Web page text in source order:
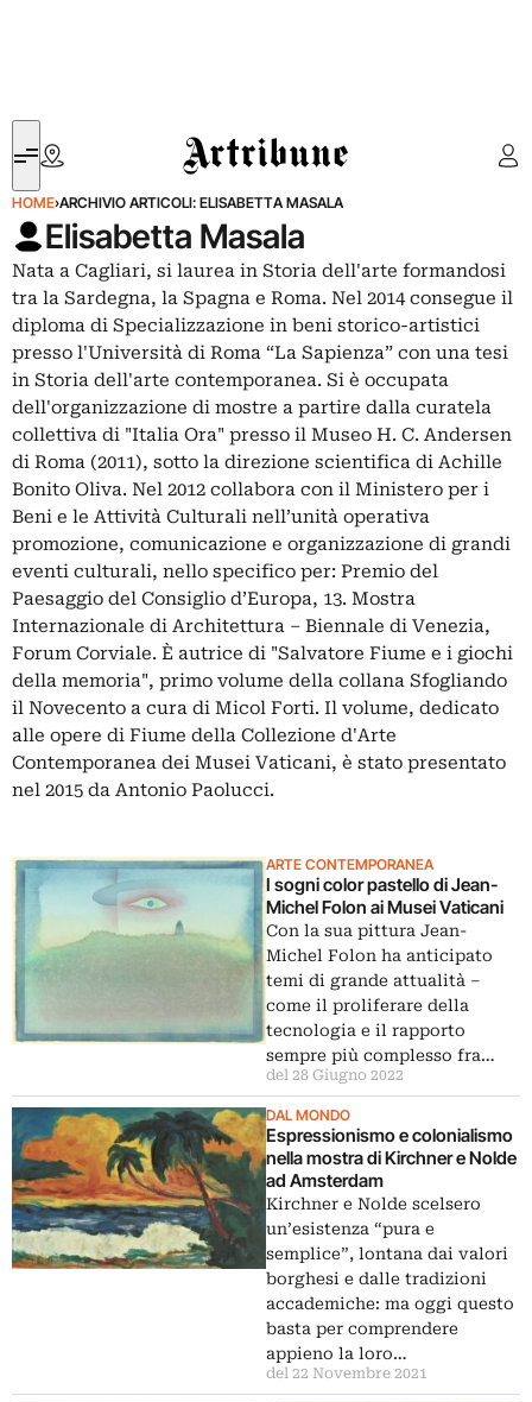
Artribune
HOME›ARCHIVIO ARTICOLI: ELISABETTA MASALA
Elisabetta Masala
Nata a Cagliari, si laurea in Storia dell'arte formandosi
tra la Sardegna, la Spagna e Roma. Nel 2014 consegue il
diploma di Specializzazione in beni storico-artistici
presso l'Università di Roma “La Sapienza” con una tesi
in Storia dell'arte contemporanea. Si è occupata
dell'organizzazione di mostre a partire dalla curatela
collettiva di "Italia Ora" presso il Museo H. C. Andersen
di Roma (2011), sotto la direzione scientifica di Achille
Bonito Oliva. Nel 2012 collabora con il Ministero per i
Beni e le Attività Culturali nell’unità operativa
promozione, comunicazione e organizzazione di grandi
eventi culturali, nello specifico per: Premio del
Paesaggio del Consiglio d’Europa, 13. Mostra
Internazionale di Architettura – Biennale di Venezia,
Forum Corviale. È autrice di "Salvatore Fiume e i giochi
della memoria", primo volume della collana Sfogliando
il Novecento a cura di Micol Forti. Il volume, dedicato
alle opere di Fiume della Collezione d'Arte
Contemporanea dei Musei Vaticani, è stato presentato
nel 2015 da Antonio Paolucci.
ARTE CONTEMPORANEA
I sogni color pastello di Jean-
Michel Folon ai Musei Vaticani
Con la sua pittura Jean-
Michel Folon ha anticipato
temi di grande attualità –
come il proliferare della
tecnologia e il rapporto
sempre più complesso fra…
del 28 Giugno 2022
DAL MONDO
Espressionismo e colonialismo
nella mostra di Kirchner e Nolde
ad Amsterdam
Kirchner e Nolde scelsero
un’esistenza “pura e
semplice”, lontana dai valori
borghesi e dalle tradizioni
accademiche: ma oggi questo
basta per comprendere
appieno la loro…
del 22 Novembre 2021